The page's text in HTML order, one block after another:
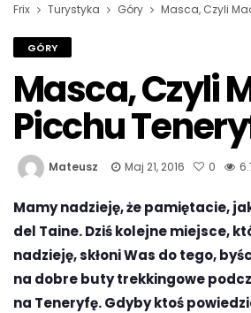
Frix Turystyka Góry Masca, Czyli
GÓRY
Masca, Czyli
Picchu
Mateusz Maj 21, 2016 0
Mamy nadzieję, że pamiętacie,
del Taine. Dziś kolejne miejsce,
nadzieję, skłoni Was do tego,
na dobre buty trekkingowe
na Teneryfę. Gdyby ktoś